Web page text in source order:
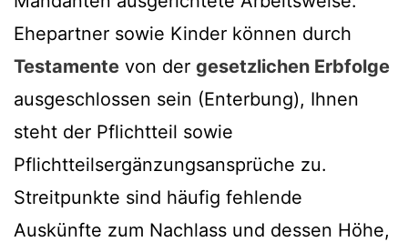
Ehepartner sowie Kinder können durch
Testamente von der gesetzlichen Erbfolge
ausgeschlossen sein (Enterbung), Ihnen
steht der Pflichtteil sowie
Pflichtteilsergänzungsansprüche zu.
Streitpunkte sind häufig fehlende
Auskünfte zum Nachlass und dessen Höhe,